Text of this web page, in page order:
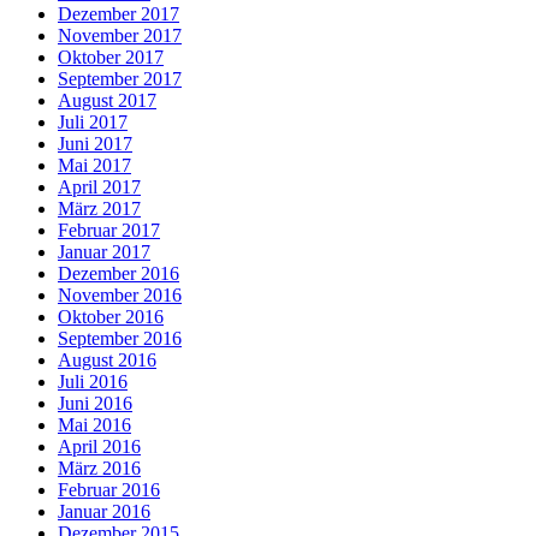
Dezember 2017
November 2017
Oktober 2017
September 2017
August 2017
Juli 2017
Juni 2017
Mai 2017
April 2017
März 2017
Februar 2017
Januar 2017
Dezember 2016
November 2016
Oktober 2016
September 2016
August 2016
Juli 2016
Juni 2016
Mai 2016
April 2016
März 2016
Februar 2016
Januar 2016